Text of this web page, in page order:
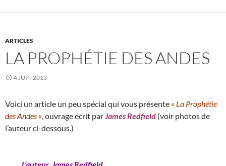
ARTICLES
LA PROPHÉTIE DES ANDES
4 JUIN 2013
Voici un article un peu spécial qui vous présente « La Prophétie
des Andes » , ouvrage écrit par James Redfield (voir photos de
l’auteur ci-dessous.)
L’auteur, James Redfield